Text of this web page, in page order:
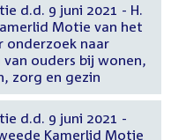
d.d. 9 juni 2021 - H.
Motie van het
onderzoek naar
ouders bij wonen,
zorg en gezin
d.d. 9 juni 2021 -
Kamerlid Motie